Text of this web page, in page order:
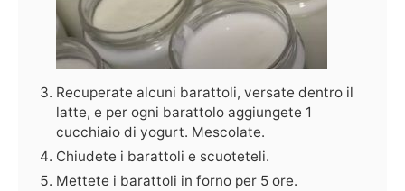
Recuperate alcuni barattoli, versate dentro il
latte, e per ogni barattolo aggiungete 1
cucchiaio di yogurt. Mescolate.
Chiudete i barattoli e scuoteteli.
Mettete i barattoli in forno per 5 ore.